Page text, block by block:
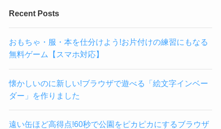
Recent Posts
おもちゃ・服・本を仕分けよう!お片付けの練習にもなる
無料ゲーム【スマホ対応】
懐かしいのに新しい!ブラウザで遊べる「絵文字インベー
ダー」を作りました
遠い缶ほど高得点!60秒で公園をピカピカにするブラウザ